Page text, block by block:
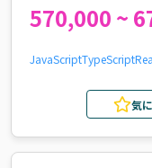
570,000 ~
JavaScriptTypeScript
気